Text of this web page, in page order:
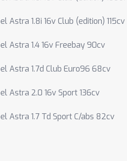
Astra 1.8i 16v Club (edition) 115cv
Astra 1.4 16v Freebay 90cv
Astra 1.7d Club Euro96 68cv
Astra 2.0 16v Sport 136cv
Astra 1.7 Td Sport C/abs 82cv